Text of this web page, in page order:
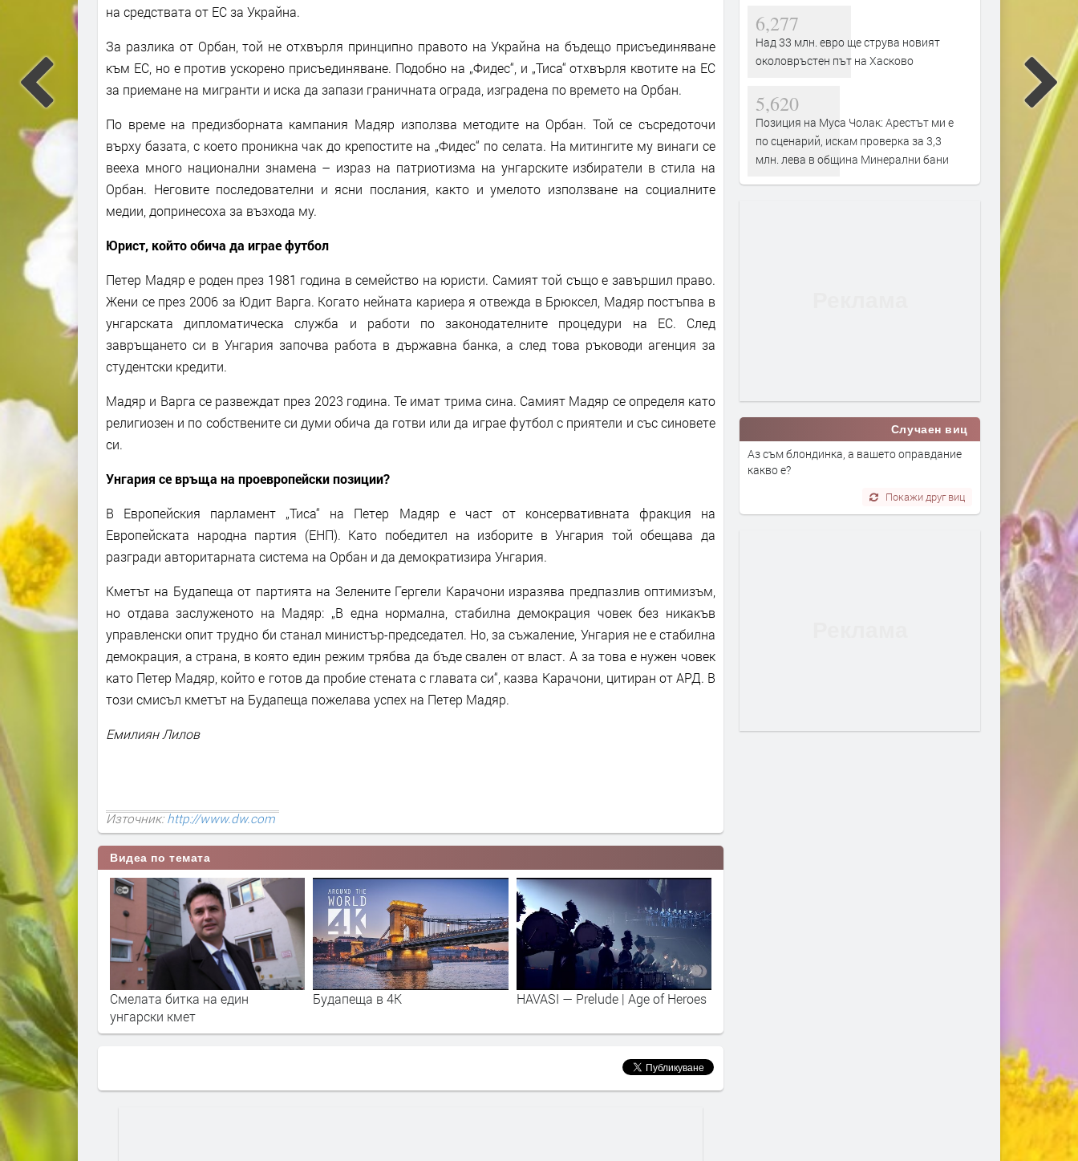
на средствата от ЕС за Украйна.
За разлика от Орбан, той не отхвърля принципно правото на Украйна на бъдещо присъединяване
към ЕС, но е против ускорено присъединяване. Подобно на „Фидес“, и „Тиса“ отхвърля квотите на ЕС
за приемане на мигранти и иска да запази граничната ограда, изградена по времето на Орбан.
По време на предизборната кампания Мадяр използва методите на Орбан. Той се съсредоточи
върху базата, с което проникна чак до крепостите на „Фидес“ по селата. На митингите му винаги се
вееха много национални знамена – израз на патриотизма на унгарските избиратели в стила на
Орбан. Неговите последователни и ясни послания, както и умелото използване на социалните
медии, допринесоха за възхода му.
Юрист, който обича да играе футбол
Петер Мадяр е роден през 1981 година в семейство на юристи. Самият той също е завършил право.
Жени се през 2006 за Юдит Варга. Когато нейната кариера я отвежда в Брюксел, Мадяр постъпва в
унгарската дипломатическа служба и работи по законодателните процедури на ЕС. След
завръщането си в Унгария започва работа в държавна банка, а след това ръководи агенция за
студентски кредити.
Мадяр и Варга се развеждат през 2023 година. Те имат трима сина. Самият Мадяр се определя като
религиозен и по собствените си думи обича да готви или да играе футбол с приятели и със синовете
си.
Унгария се връща на проевропейски позиции?
В Европейския парламент „Тиса“ на Петер Мадяр е част от консервативната фракция на
Европейската народна партия (ЕНП). Като победител на изборите в Унгария той обещава да
разгради авторитарната система на Орбан и да демократизира Унгария.
Кметът на Будапеща от партията на Зелените Гергели Карачони изразява предпазлив оптимизъм,
но отдава заслуженото на Мадяр: „В една нормална, стабилна демокрация човек без никакъв
управленски опит трудно би станал министър-председател. Но, за съжаление, Унгария не е стабилна
демокрация, а страна, в която един режим трябва да бъде свален от власт. А за това е нужен човек
като Петер Мадяр, който е готов да пробие стената с главата си“, казва Карачони, цитиран от АРД. В
този смисъл кметът на Будапеща пожелава успех на Петер Мадяр.
Емилиян Лилов
Източник:http://www.dw.com
Видеа по темата
| Age of Heroes
Смелата битка на един
унгарски кмет
Будапеща в 4K HAVASI — Prelude | Age of Heroes
6,277
Над 33 млн. евро ще струва новият
околовръстен път на Хасково
5,620
Позиция на Муса Чолак: Арестът ми е
по сценарий, искам проверка за 3,3
млн. лева в община Минерални бани
Случаен виц
Аз съм блондинка, а вашето оправдание
какво е?
Покажи друг виц